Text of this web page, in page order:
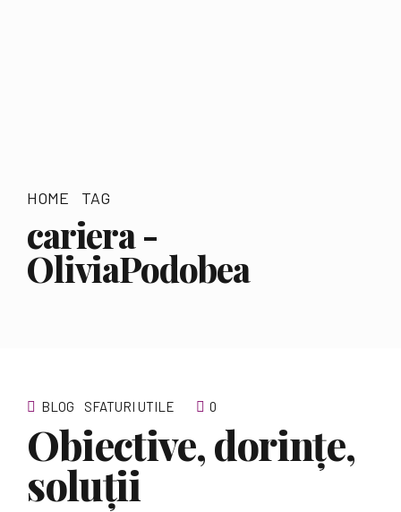
HOME TAG
cariera -
OliviaPodobea
BLOG SFATURI UTILE 0
Obiective, dorințe,
soluții